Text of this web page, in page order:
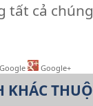
tất cả
Google Google+
KHÁC